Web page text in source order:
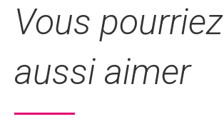
Vous pourriez
aussi aimer